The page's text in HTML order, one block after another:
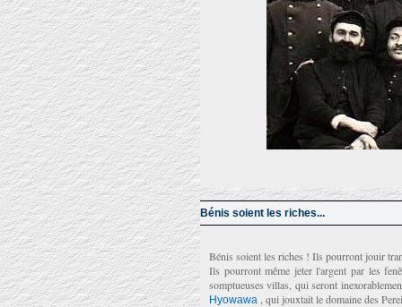
Bénis soient les riches...
Bénis soient les riches ! Ils pourront jouir
Ils pourront même jeter l'argent par les
somptueuses villas, qui seront
Hyowawa , qui jouxtait le domaine des